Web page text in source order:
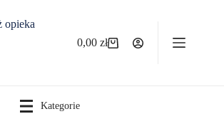
Koszyk
0,00zł
Kategorie